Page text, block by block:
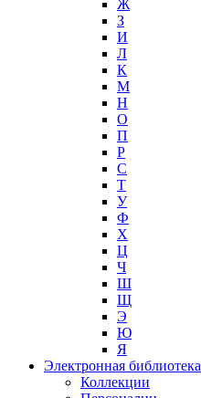
Ж
З
И
Л
К
М
Н
О
П
Р
С
Т
У
Ф
Х
Ц
Ч
Ш
Щ
Э
Ю
Я
Электронная библиотека
Коллекции